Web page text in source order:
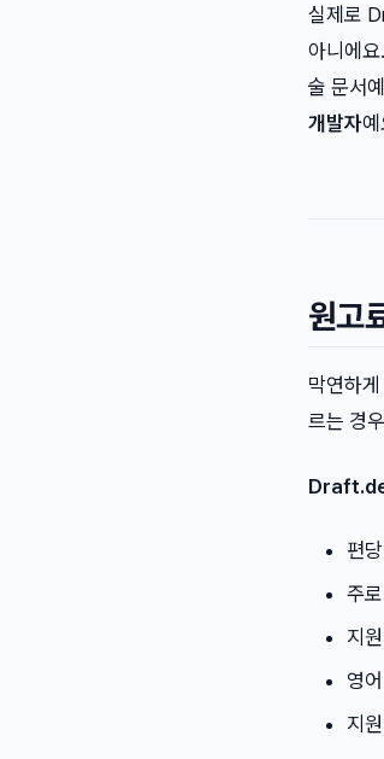
실제로
아니에
술 문서
개발자예
원고
막연하
르는 경
편
주
지
영
지